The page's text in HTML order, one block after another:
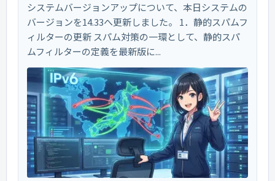
システムバージョンアップについて、本日システムの
バージョンを14.33へ更新しました。 1．静的スパムフ
ィルターの更新 スパム対策の一環として、静的スパ
ムフィルターの定義を最新版に...